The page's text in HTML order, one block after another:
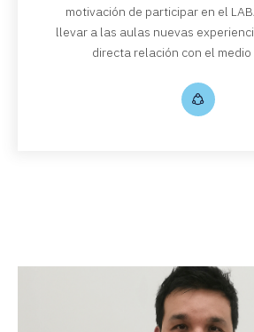
motivación de participar en el
llevar a las aulas nuevas
directa relación con el medio